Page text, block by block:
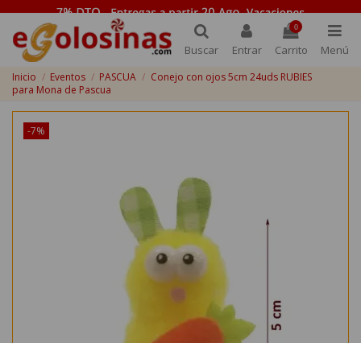
Buscar Entrar
0
Carrito Menú
Inicio Eventos PASCUA
Conejo con ojos 5cm 24uds RUBIES
para Mona de Pascua
-7%